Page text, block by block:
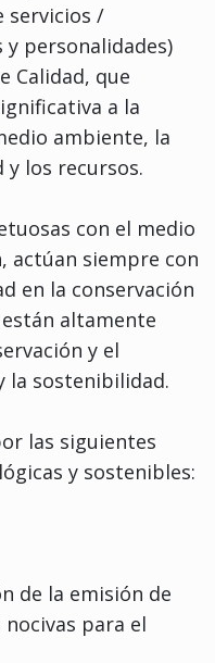
servicios /
personalidades)
Calidad, que
a la
ambiente, la
los recursos.
con el medio
actúan siempre con
en la conservación
altamente
y el
la sostenibilidad.
las siguientes
y sostenibles:
de la emisión de
para el